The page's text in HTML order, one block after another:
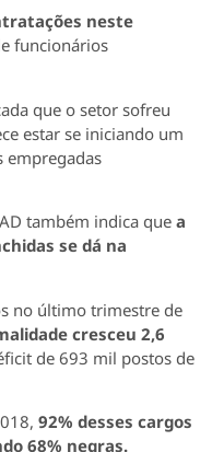
neste
funcionários
que o setor sofreu
estar se iniciando um
empregadas
também indica que a
se dá na
no último trimestre de
cresceu 2,6
de 693 mil postos de
92% desses cargos
68% negras.